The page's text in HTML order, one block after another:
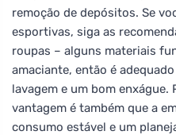
remoção de depósitos. Se
esportivas, siga as
roupas – alguns materiais
amaciante, então é
lavagem e um bom enxágue.
vantagem é também que a
consumo estável e um